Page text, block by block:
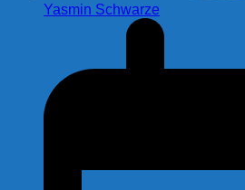
Yasmin Schwarze